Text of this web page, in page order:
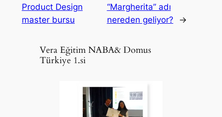
Product Design
master bursu
“Margherita” adı
nereden geliyor?
→
Vera Eğitim NABA& Domus
Türkiye 1.si